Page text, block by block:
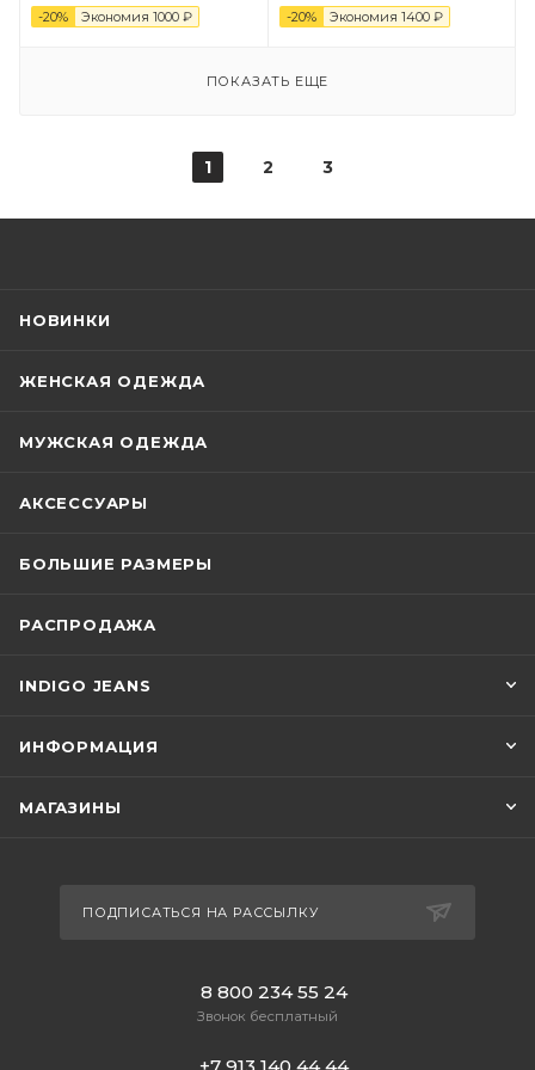
-20% Экономия 1000 ₽ -20% Экономия 1400₽
ПОКАЗАТЬ ЕЩЕ
1 2 3
НОВИНКИ
ЖЕНСКАЯ ОДЕЖДА
МУЖСКАЯ ОДЕЖДА
АКСЕССУАРЫ
БОЛЬШИЕ РАЗМЕРЫ
РАСПРОДАЖА
INDIGO JEANS
ИНФОРМАЦИЯ
МАГАЗИНЫ
ПОДПИСАТЬСЯ НА РАССЫЛКУ
8 800 234 55 24
Звонок бесплатный